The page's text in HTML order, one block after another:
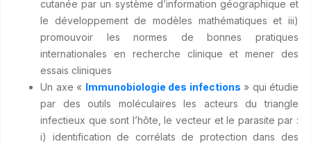
cutanée par un système d’information géographique et
le développement de modèles mathématiques et iii)
promouvoir les normes de bonnes pratiques
internationales en recherche clinique et mener des
essais cliniques
Un axe « Immunobiologie des infections » qui étudie
par des outils moléculaires les acteurs du triangle
infectieux que sont l’hôte, le vecteur et le parasite par :
i) identification de corrélats de protection dans des